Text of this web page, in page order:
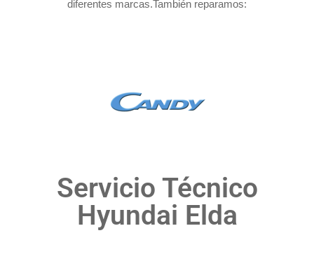
diferentes marcas.También reparamos:
Servicio Técnico
Hyundai Elda